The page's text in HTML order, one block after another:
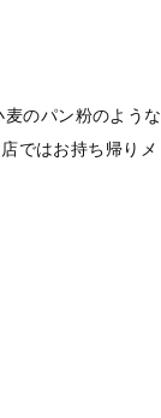
麦のパン粉のような
ではお持ち帰りメ